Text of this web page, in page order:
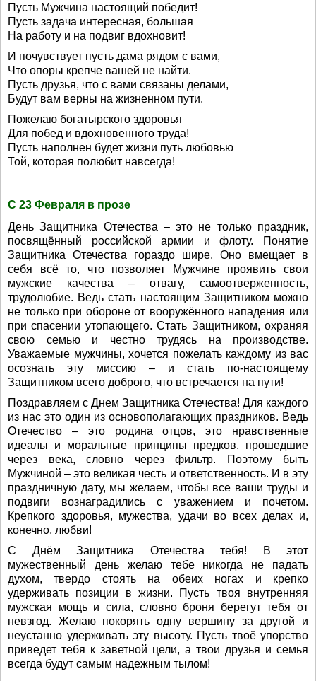
Пусть Мужчина настоящий победит!
Пусть задача интересная, большая
На работу и на подвиг вдохновит!
И почувствует пусть дама рядом с вами,
Что опоры крепче вашей не найти.
Пусть друзья, что с вами связаны делами,
Будут вам верны на жизненном пути.
Пожелаю богатырского здоровья
Для побед и вдохновенного труда!
Пусть наполнен будет жизни путь любовью
Той, которая полюбит навсегда!
С 23 Февраля в прозе
День Защитника Отечества – это не только праздник,
посвящённый российской армии и флоту. Понятие
Защитника Отечества гораздо шире. Оно вмещает в
себя всё то, что позволяет Мужчине проявить свои
мужские качества – отвагу, самоотверженность,
трудолюбие. Ведь стать настоящим Защитником можно
не только при обороне от вооружённого нападения или
при спасении утопающего. Стать Защитником, охраняя
свою семью и честно трудясь на производстве.
Уважаемые мужчины, хочется пожелать каждому из вас
осознать эту миссию – и стать по-настоящему
Защитником всего доброго, что встречается на пути!
Поздравляем с Днем Защитника Отечества! Для каждого
из нас это один из основополагающих праздников. Ведь
Отечество – это родина отцов, это нравственные
идеалы и моральные принципы предков, прошедшие
через века, словно через фильтр. Поэтому быть
Мужчиной – это великая честь и ответственность. И в эту
праздничную дату, мы желаем, чтобы все ваши труды и
подвиги вознаградились с уважением и почетом.
Крепкого здоровья, мужества, удачи во всех делах и,
конечно, любви!
С Днём Защитника Отечества тебя! В этот
мужественный день желаю тебе никогда не падать
духом, твердо стоять на обеих ногах и крепко
удерживать позиции в жизни. Пусть твоя внутренняя
мужская мощь и сила, словно броня берегут тебя от
невзгод. Желаю покорять одну вершину за другой и
неустанно удерживать эту высоту. Пусть твоё упорство
приведет тебя к заветной цели, а твои друзья и семья
всегда будут самым надежным тылом!